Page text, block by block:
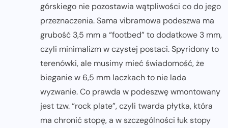
górskiego nie pozostawia wątpliwości co do jego
przeznaczenia. Sama vibramowa podeszwa ma
grubość 3,5 mm a “footbed” to dodatkowe 3 mm,
czyli minimalizm w czystej postaci. Spyridony to
terenówki, ale musimy mieć świadomość, że
bieganie w 6,5 mm laczkach to nie lada
wyzwanie. Co prawda w podeszwę wmontowany
jest tzw. “rock plate”, czyli twarda płytka, która
ma chronić stopę, a w szczególności łuk stopy